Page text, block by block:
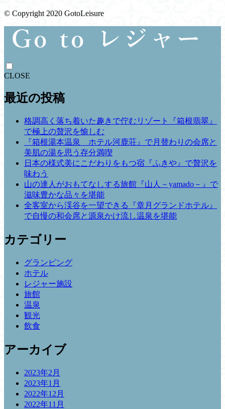
© Copyright 2020 GotoLeisure
CLOSE
最近の投稿
格調高く落ち着いた趣きで佇むリゾート『箱根翡翠』
で極上の贅沢を愉しむ
『箱根湯本温泉 ホテル河鹿荘』で月替わりの会席と
美肌の湯を思う存分満喫
日本の様式美にこだわりをもつ宿『ふきや』で贅沢を
味わう
山の達人がおもてなしする旅館『山人－yamado－』で
滋味豊かな品々を堪能
全客室から渓谷を一望できる『章月グランドホテル』
で自慢の和会席と源泉かけ流し温泉を堪能
カテゴリー
グランピング
ホテル
レジャー施設
旅館
温泉
観光
飲食
アーカイブ
2023年2月
2023年1月
2022年12月
2022年11月